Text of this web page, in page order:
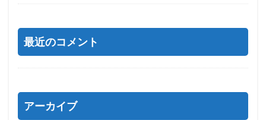
最近のコメント
アーカイブ